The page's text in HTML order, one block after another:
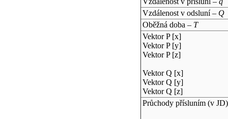
Vzdálenost v odsluní – Q
Oběžná doba – T
Vektor P [x]
Vektor P [y]
Vektor P [z]
Vektor Q [x]
Vektor Q [y]
Vektor Q [z]
Průchody přísluním (v JD)